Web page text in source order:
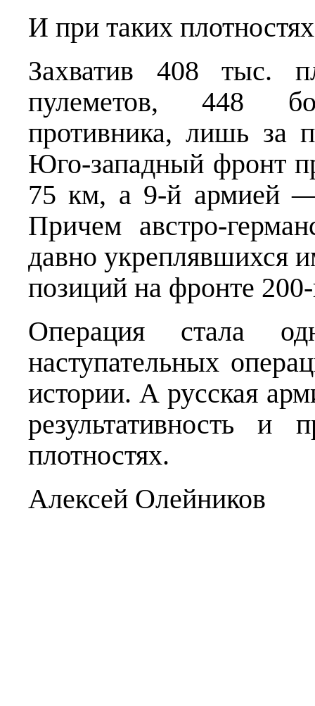
И при таких
Захватив 408 тыс.
пулеметов, 448
противника, лишь за
Юго-западный фронт
75 км, а 9-й армией
Причем австро-
давно укреплявшихся
позиций на фронте
Операция стала
наступательных
истории. А русская
результативность и
плотностях.
Алексей Олейников